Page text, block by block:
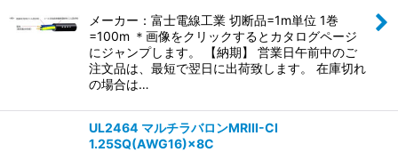
メーカー：富士電線工業 切断品=1m単位 1巻
=100m ＊画像をクリックするとカタログページ
にジャンプします。 【納期】 営業日午前中のご
注文品は、最短で翌日に出荷致します。 在庫切れ
の場合は…
UL2464 マルチラバロンMRIII-CI
1.25SQ(AWG16)×8C